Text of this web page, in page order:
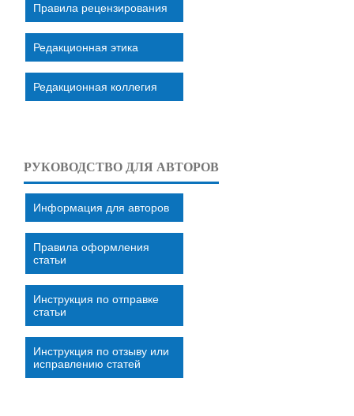
Правила рецензирования
Редакционная этика
Редакционная коллегия
РУКОВОДСТВО ДЛЯ АВТОРОВ
Информация для авторов
Правила оформления
статьи
Инструкция по отправке
статьи
Инструкция по отзыву или
исправлению статей